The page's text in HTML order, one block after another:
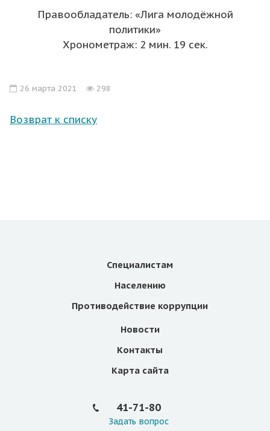
Правообладатель: «Лига молодёжной
политики»
Хронометраж: 2 мин. 19 сек.
26 марта 2021 298
Возврат к списку
Специалистам
Населению
Противодействие коррупции
Новости
Контакты
Карта сайта
41-71-80
Задать вопрос